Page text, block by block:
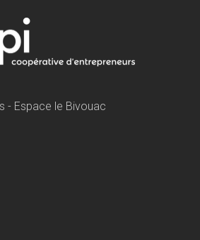
- Espace le Bivouac